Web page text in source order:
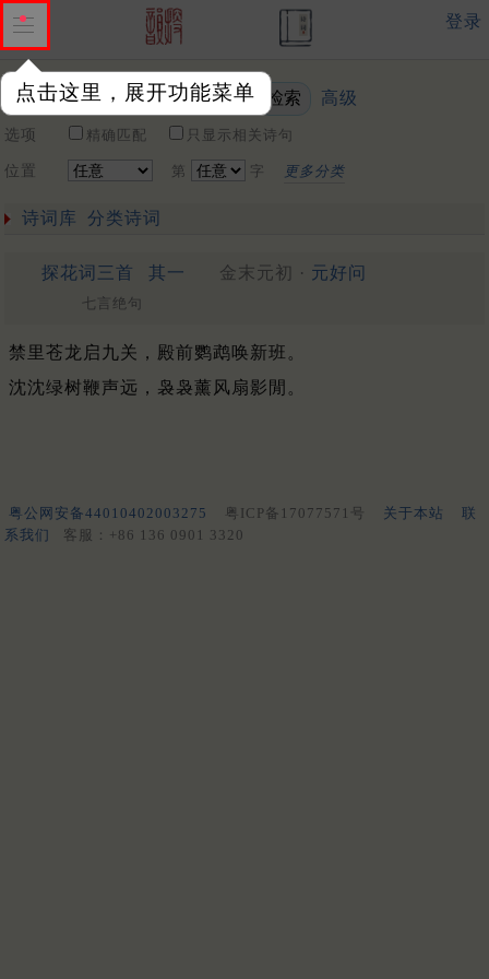
点击这里，展开功能菜单
登录
关键词 高级
选项 精确匹配 只显示相关诗句
位置 第 字 更多分类
诗词库 分类诗词
探花词三首 其一 金末元初 · 元好问
七言绝句
禁里苍龙启九关，殿前鹦鹉唤新班。
沈沈绿树鞭声远，袅袅薰风扇影閒。
粤公网安备44010402003275 粤ICP备17077571号 关于本站
联
系我们
客服：+86 136 0901 3320